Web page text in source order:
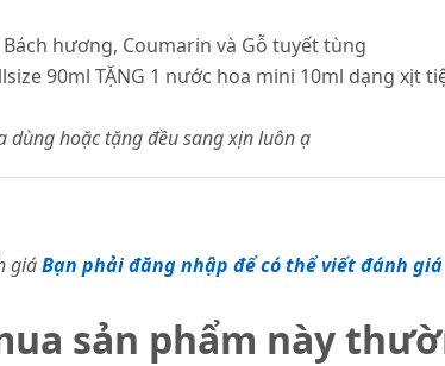
hương, Coumarin và Gỗ tuyết tùng
90ml TẶNG 1 nước hoa mini 10ml dạng xịt
dùng hoặc tặng đều sang xịn luôn ạ
giáBạn phải đăng nhập để có thể viết đánh giá
sản phẩm này